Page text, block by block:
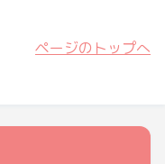
ページのトップへ